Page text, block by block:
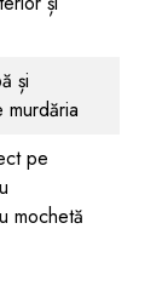
și
pe
mochetă